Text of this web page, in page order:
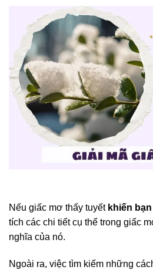
Nếu giấc mơ thấy tuyết khiến
tích các chi tiết cụ thể trong giấc
nghĩa của nó.
Ngoài ra, việc tìm kiếm những